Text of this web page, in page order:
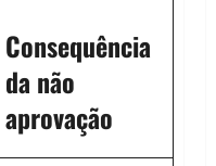
Consequência
da não
aprovação